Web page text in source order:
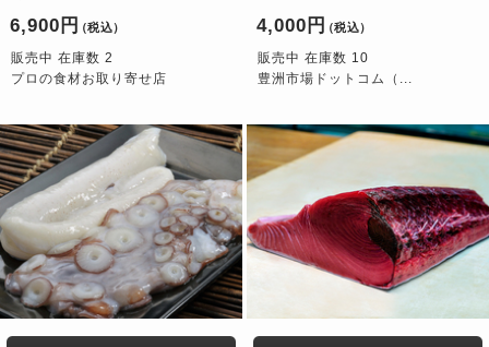
6,900円 （税込）
販売中 在庫数 2
プロの食材お取り寄せ店
4,000円 （税込）
販売中 在庫数 10
豊洲市場ドットコム（...